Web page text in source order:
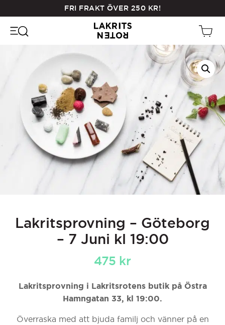
main
FRI FRAKT ÖVER 250 KR!
Lakritsprovning – Göteborg
– 7 Juni kl 19:00
475 kr
Lakritsprovning i Lakritsrotens butik på Östra
Hamngatan 33, kl 19:00.
Överraska med att bjuda familj och vänner på en